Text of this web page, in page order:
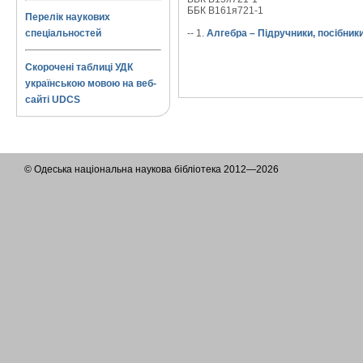
Перелік наукових
спеціальностей
Скорочені таблиці УДК
українською мовою на веб-
сайті UDCS
ББК В161я721-1
-- 1. Алгебра – Підручники,
© Одеська національна наукова бібліотека 2012—2026